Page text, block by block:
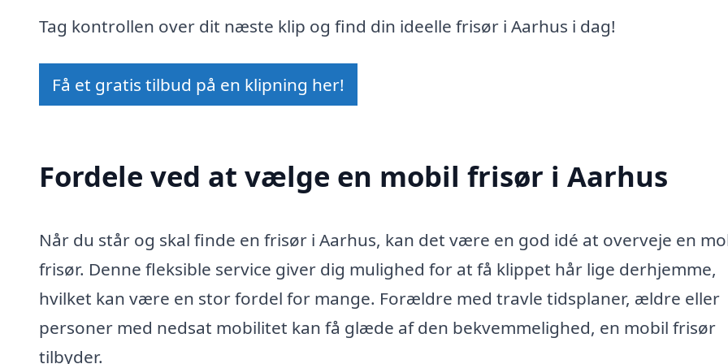
Tag kontrollen over dit næste klip og find din ideelle frisør i Aarhus i dag!
Få et gratis tilbud på en klipning her!
Fordele ved at vælge en mobil frisør i Aarhus
Når du står og skal finde en frisør i Aarhus, kan det være en god idé at overveje en
frisør. Denne fleksible service giver dig mulighed for at få klippet hår lige derhjemme,
hvilket kan være en stor fordel for mange. Forældre med travle tidsplaner, ældre eller
personer med nedsat mobilitet kan få glæde af den bekvemmelighed, en mobil frisør
tilbyder.